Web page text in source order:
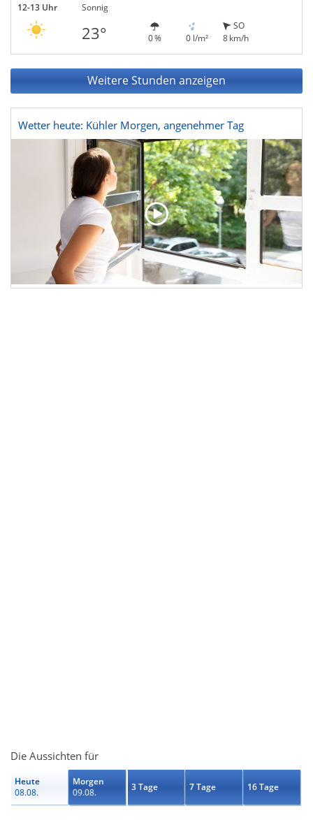
12-13 Uhr Sonnig
23° 0 % 0 l/m²
SO
8 km/h
Weitere Stunden anzeigen
Wetter heute: Kühler Morgen, angenehmer Tag
Die Aussichten für
Heute
08.08.
Morgen
09.08.
3 Tage 7 Tage 16 Tage